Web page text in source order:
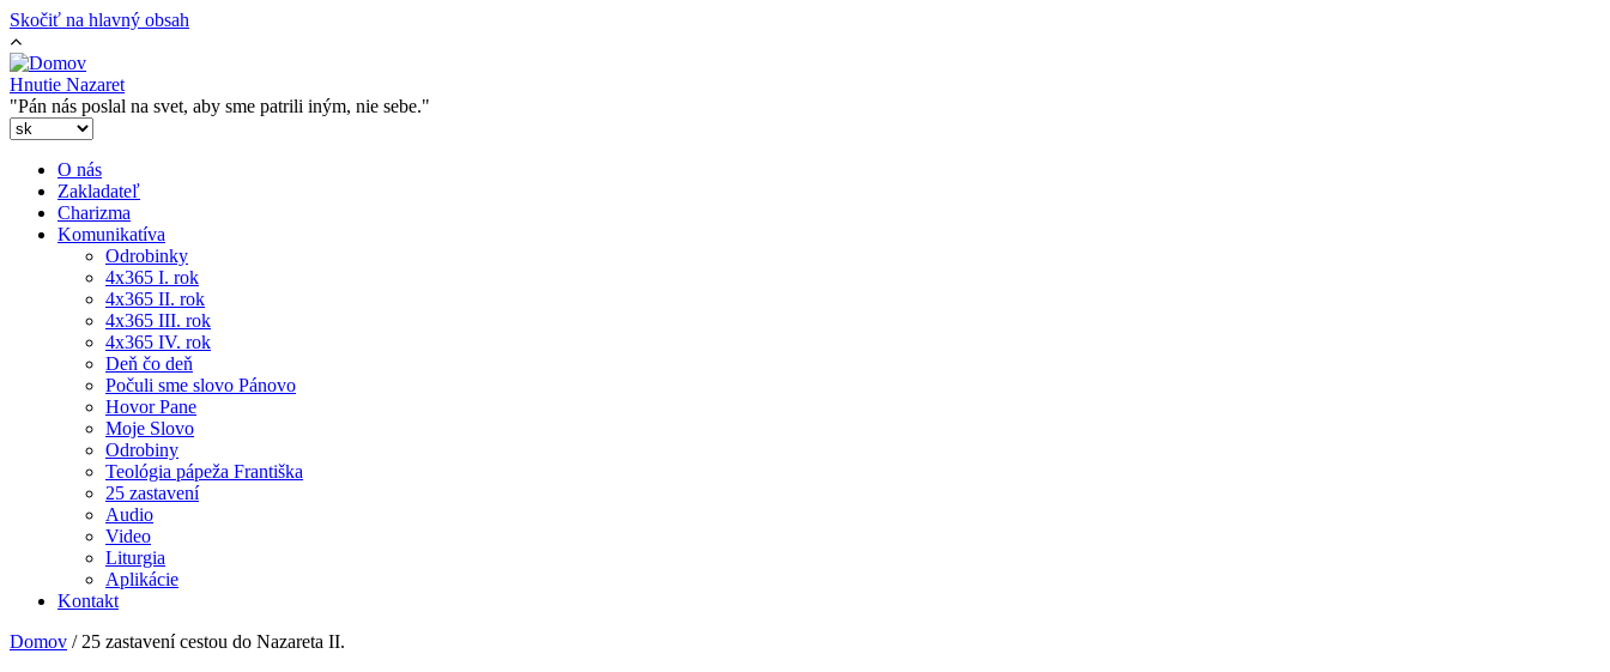
Skočiť na hlavný obsah
Hnutie Nazaret
"Pán nás poslal na svet, aby sme patrili iným, nie sebe."
O nás
Zakladateľ
Charizma
Komunikatíva
Odrobinky
4x365 I. rok
4x365 II. rok
4x365 III. rok
4x365 IV. rok
Deň čo deň
Počuli sme slovo Pánovo
Hovor Pane
Moje Slovo
Odrobiny
Teológia pápeža Františka
25 zastavení
Audio
Video
Liturgia
Aplikácie
Kontakt
Domov / 25 zastavení cestou do Nazareta II.